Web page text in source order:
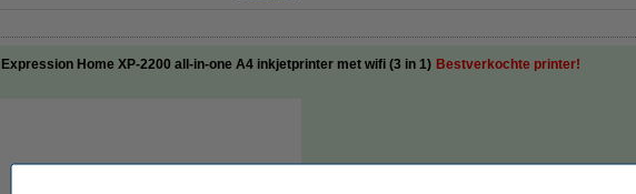
Home XP-2200 all-in-one A4 inkjetprinter met wifi (3 in 1) Bestverkochte printer!